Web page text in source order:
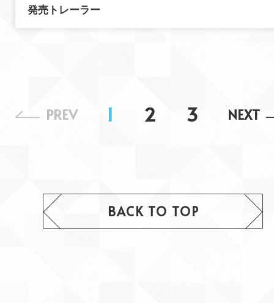
発売トレーラー
PREV 1 2 3 NEXT
BACK TO TOP